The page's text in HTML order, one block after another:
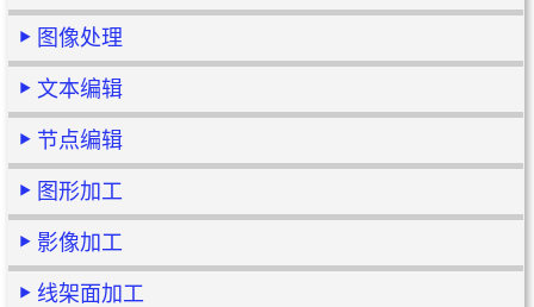
图像处理
文本编辑
节点编辑
图形加工
影像加工
线架面加工